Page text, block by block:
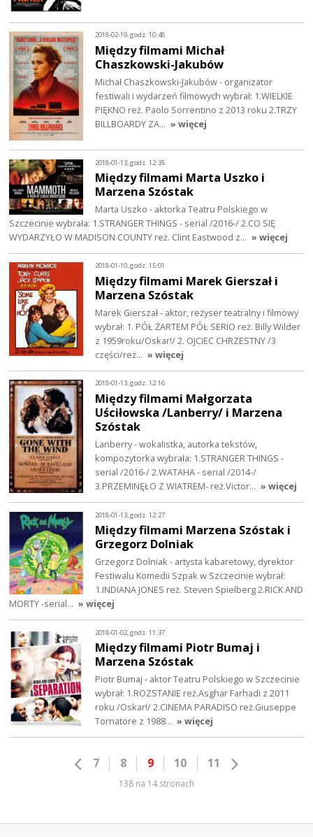
2018-02-19, godz. 10:48
Między filmami Michał
Chaszkowski-Jakubów
Michał Chaszkowski-Jakubów - organizator
festiwali i wydarzeń filmowych wybrał: 1.WIELKIE
PIĘKNO reż. Paolo Sorrentino z 2013 roku 2.TRZY
BILLBOARDY ZA… » więcej
2018-01-13, godz. 12:35
Między filmami Marta Uszko i
Marzena Szóstak
Marta Uszko - aktorka Teatru Polskiego w
Szczecinie wybrała: 1.STRANGER THINGS - serial /2016-/ 2.CO SIĘ
WYDARZYŁO W MADISON COUNTY reż. Clint Eastwood z… » więcej
2018-01-10, godz. 15:01
Między filmami Marek Gierszał i
Marzena Szóstak
Marek Gierszał - aktor, reżyser teatralny i filmowy
wybrał: 1. PÓŁ ŻARTEM PÓŁ SERIO reż. Billy Wilder
z 1959roku/Oskar!/ 2. OJCIEC CHRZESTNY /3
części/reż… » więcej
2018-01-13, godz. 12:16
Między filmami Małgorzata
Uściłowska /Lanberry/ i Marzena
Szóstak
Lanberry - wokalistka, autorka tekstów,
kompozytorka wybrała: 1.STRANGER THINGS -
serial /2016-/ 2.WATAHA - serial /2014-/
3.PRZEMINĘŁO Z WIATREM- reż.Victor… » więcej
2018-01-13, godz. 12:27
Między filmami Marzena Szóstak i
Grzegorz Dolniak
Grzegorz Dolniak - artysta kabaretowy, dyrektor
Festiwalu Komedii Szpak w Szczecinie wybrał:
1.INDIANA JONES reż. Steven Spielberg 2.RICK AND
MORTY -serial… » więcej
2018-01-02, godz. 11:37
Między filmami Piotr Bumaj i
Marzena Szóstak
Piotr Bumaj - aktor Teatru Polskiego w Szczecinie
wybrał: 1.ROZSTANIE reż.Asghar Farhadi z 2011
roku /Oskar!/ 2.CINEMA PARADISO reż.Giuseppe
Tornatore z 1988… » więcej
7 8 9 10 11
138 na 14 stronach